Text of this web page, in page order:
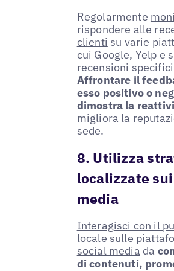
Regolarmente
rispondere alle
clienti su varie
cui Google, Yelp e
recensioni
Affrontare il
esso positivo o
dimostra la
migliora la
sede.
8. Utilizza
localizzate
media
Interagisci con il
locale sulle
social media da
di contenuti,